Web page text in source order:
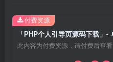
此内容为付费资源，请付费后查看
付费资源